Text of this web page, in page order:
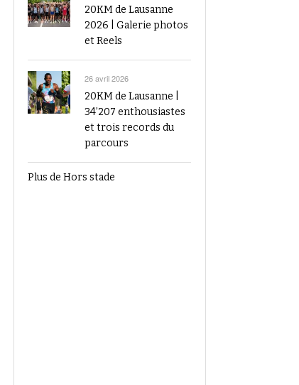
20KM de Lausanne
2026 | Galerie photos
et Reels
26 avril 2026
20KM de Lausanne |
34’207 enthousiastes
et trois records du
parcours
Plus de Hors stade